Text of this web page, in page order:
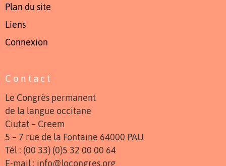
Plan du site
Liens
Connexion
Contact
Le Congrès permanent
de la langue occitane
Ciutat – Creem
5 – 7 rue de la Fontaine 64000 PAU
Tél : (00 33) (0)5 32 00 00 64
E-mail : info@locongres.org